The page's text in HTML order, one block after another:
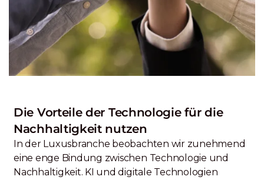
Die Vorteile der Technologie für die
Nachhaltigkeit nutzen
In der Luxusbranche beobachten wir zunehmend
eine enge Bindung zwischen Technologie und
Nachhaltigkeit. KI und digitale Technologien